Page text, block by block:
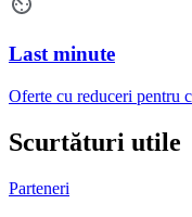
Last minute
Oferte cu reduceri pentru
Scurtături utile
Parteneri